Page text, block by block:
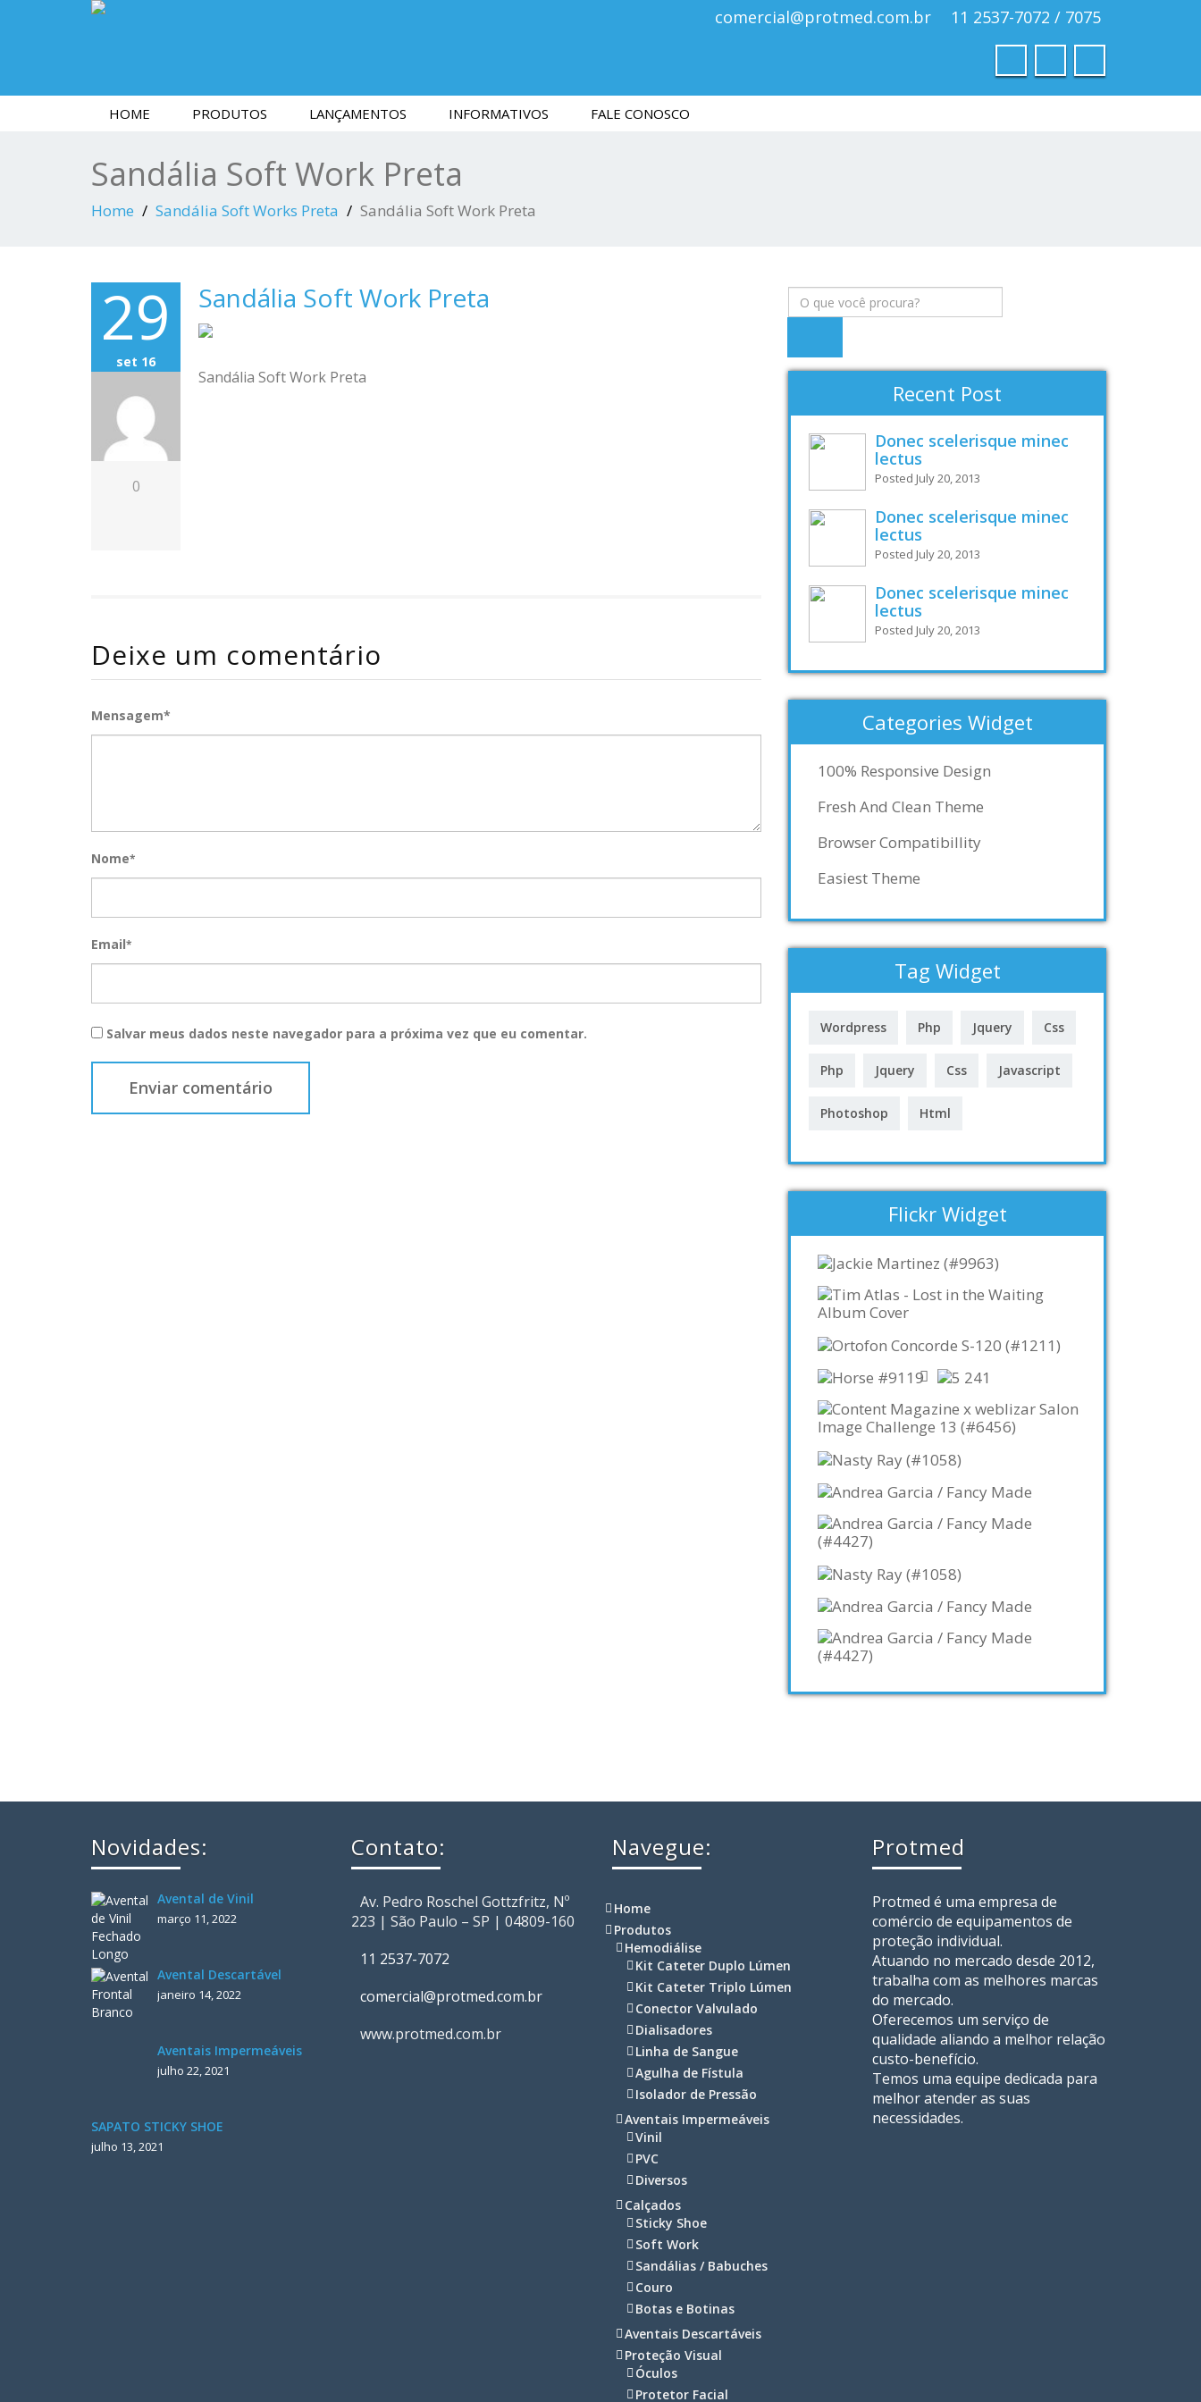
comercial@protmed.com.br 11 2537-7072 / 7075
HOME PRODUTOS LANÇAMENTOS INFORMATIVOS FALE CONOSCO
Sandália Soft Work Preta
Home Sandália Soft Works Preta Sandália Soft Work Preta
29
set 16
0
Sandália Soft Work Preta
Sandália Soft Work Preta
Deixe um comentário
Mensagem*
Nome*
Email*
Salvar meus dados neste navegador para a próxima vez que eu comentar.
Recent Post
Donec scelerisque minec
lectus
Posted July 20, 2013
Donec scelerisque minec
lectus
Posted July 20, 2013
Donec scelerisque minec
lectus
Posted July 20, 2013
Categories Widget
100% Responsive Design
Fresh And Clean Theme
Browser Compatibillity
Easiest Theme
Tag Widget
Wordpress Php Jquery Css
Php Jquery Css Javascript
Photoshop Html
Flickr Widget
Novidades:
Avental de Vinil
março 11, 2022
Avental Descartável
janeiro 14, 2022
Aventais Impermeáveis
julho 22, 2021
SAPATO STICKY SHOE
julho 13, 2021
Contato:
Av. Pedro Roschel Gottzfritz, Nº
223 | São Paulo – SP | 04809-160
11 2537-7072
comercial@protmed.com.br
www.protmed.com.br
Navegue:
Home
Produtos
Hemodiálise
Kit Cateter Duplo Lúmen
Kit Cateter Triplo Lúmen
Conector Valvulado
Dialisadores
Linha de Sangue
Agulha de Fístula
Isolador de Pressão
Aventais Impermeáveis
Vinil
PVC
Diversos
Calçados
Sticky Shoe
Soft Work
Sandálias / Babuches
Couro
Botas e Botinas
Aventais Descartáveis
Proteção Visual
Óculos
Protetor Facial
Protmed
Protmed é uma empresa de
comércio de equipamentos de
proteção individual.
Atuando no mercado desde 2012,
trabalha com as melhores marcas
do mercado.
Oferecemos um serviço de
qualidade aliando a melhor relação
custo-benefício.
Temos uma equipe dedicada para
melhor atender as suas
necessidades.